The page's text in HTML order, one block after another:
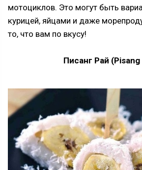
мотоциклов. Это могут быть
курицей, яйцами и даже
то, что вам по вкусу!
Писанг Рай (Pisang